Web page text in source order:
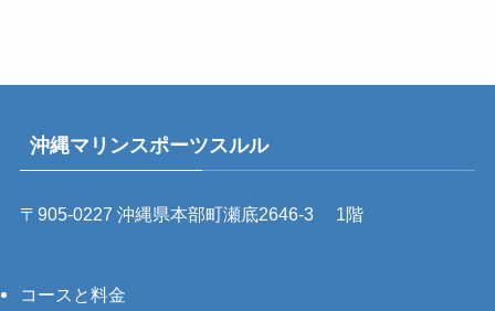
沖縄マリンスポーツスルル
〒905-0227 沖縄県本部町瀬底2646-3 1階
コースと料金